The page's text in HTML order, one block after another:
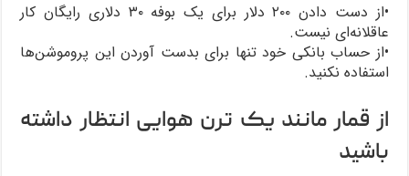
•از دست دادن ۲۰۰ دلار برای یک بوفه ۳۰ دلاری رایگان کار
عاقلانه‌ای نیست.
•از حساب بانکی خود تنها برای بدست آوردن این پروموشن‌ها
استفاده نکنید.
از قمار مانند یک ترن هوایی انتظار داشته
باشید